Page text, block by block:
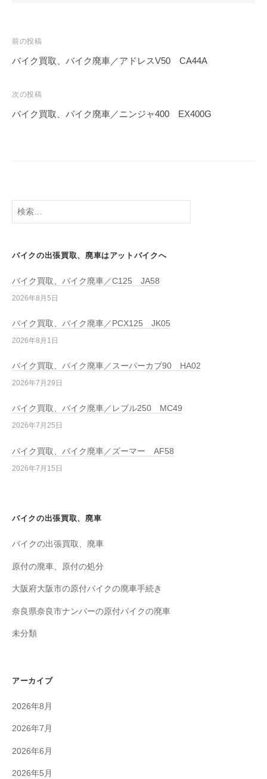
前の投稿
バイク買取、バイク廃車／アドレスV50 CA44A
次の投稿
バイク買取、バイク廃車／ニンジャ400 EX400G
バイクの出張買取、廃車はアットバイクへ
バイク買取、バイク廃車／C125 JA58
2026年8月5日
バイク買取、バイク廃車／PCX125 JK05
2026年8月1日
バイク買取、バイク廃車／スーパーカブ90 HA02
2026年7月29日
バイク買取、バイク廃車／レブル250 MC49
2026年7月25日
バイク買取、バイク廃車／ズーマー AF58
2026年7月15日
バイクの出張買取、廃車
バイクの出張買取、廃車
原付の廃車、原付の処分
大阪府大阪市の原付バイクの廃車手続き
奈良県奈良市ナンバーの原付バイクの廃車
未分類
アーカイブ
2026年8月
2026年7月
2026年6月
2026年5月